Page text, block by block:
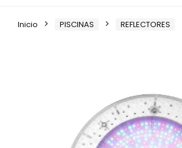
Inicio PISCINAS REFLECTORES